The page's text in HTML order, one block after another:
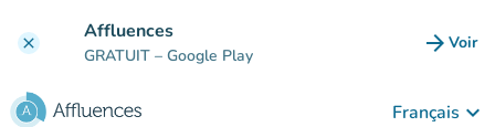
clear Affluences
GRATUIT – Google Play arrow_forward Voir
Français keyboard_arrow_down